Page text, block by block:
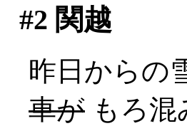
#2 関越
昨日からの
車が もろ混